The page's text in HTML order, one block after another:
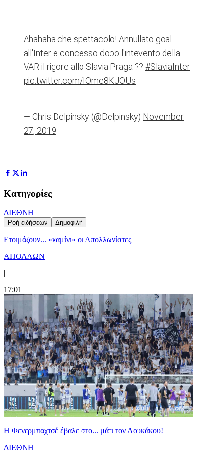
Ahahaha che spettacolo! Annullato goal
all'Inter e concesso dopo l'intevento della
VAR il rigore allo Slavia Praga ?? #SlaviaInter
pic.twitter.com/IOme8KJOUs
— Chris Delpinsky (@Delpinsky) November
27, 2019
Κατηγορίες
ΔΙΕΘΝΗ
Ροή ειδήσεων Δημοφιλή
Ετοιμάζουν... «καμίνι» οι Απολλωνίστες
ΑΠΟΛΛΩΝ
|
17:01
Η Φενερμπαχτσέ έβαλε στο... μάτι τον Λουκάκου!
ΔΙΕΘΝΗ